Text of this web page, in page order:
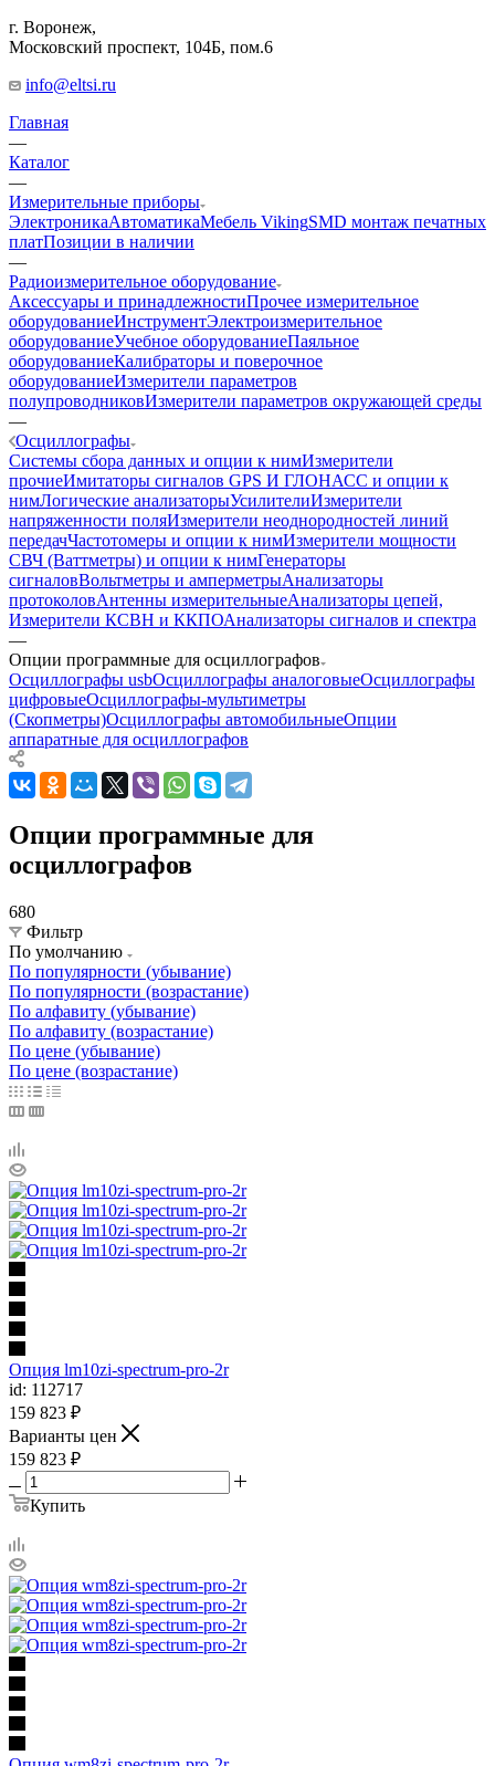
г. Воронеж,
​Московский проспект, 104Б, пом.6
info@eltsi.ru
Главная
—
Каталог
—
Измерительные приборы
ЭлектроникаАвтоматикаМебель VikingSMD монтаж печатных
платПозиции в наличии
—
Радиоизмерительное оборудование
Аксессуары и принадлежностиПрочее измерительное
оборудованиеИнструментЭлектроизмерительное
оборудованиеУчебное оборудованиеПаяльное
оборудованиеКалибраторы и поверочное
оборудованиеИзмерители параметров
полупроводниковИзмерители параметров окружающей среды
—
Осциллографы
Системы сбора данных и опции к нимИзмерители
прочиеИмитаторы сигналов GPS И ГЛОНАСС и опции к
нимЛогические анализаторыУсилителиИзмерители
напряженности поляИзмерители неоднородностей линий
передачЧастотомеры и опции к нимИзмерители мощности
СВЧ (Ваттметры) и опции к нимГенераторы
сигналовВольтметры и амперметрыАнализаторы
протоколовАнтенны измерительныеАнализаторы цепей,
Измерители КСВН и ККПОАнализаторы сигналов и спектра
—
Опции программные для осциллографов
Осциллографы usbОсциллографы аналоговыеОсциллографы
цифровыеОсциллографы-мультиметры
(Скопметры)Осциллографы автомобильныеОпции
аппаратные для осциллографов
Опции программные для
осциллографов
680
Фильтр
По умолчанию
По популярности (убывание)
По популярности (возрастание)
По алфавиту (убывание)
По алфавиту (возрастание)
По цене (убывание)
По цене (возрастание)
Опция lm10zi-spectrum-pro-2r
id: 112717
159 823 ₽
Варианты цен
159 823 ₽
Купить